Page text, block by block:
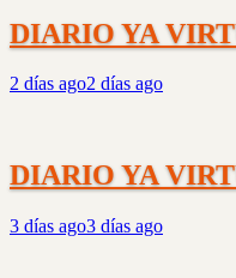
DIARIO YA
2 días ago2 días ago
DIARIO YA
3 días ago3 días ago